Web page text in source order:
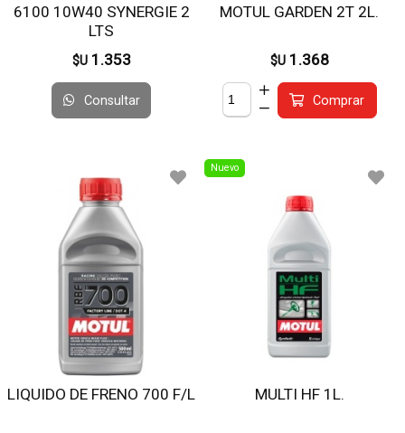
6100 10W40 SYNERGIE 2
LTS
$U 1.353
Consultar
MOTUL GARDEN 2T 2L.
$U 1.368
Comprar
LIQUIDO DE FRENO 700 F/L
Nuevo
MULTI HF 1L.